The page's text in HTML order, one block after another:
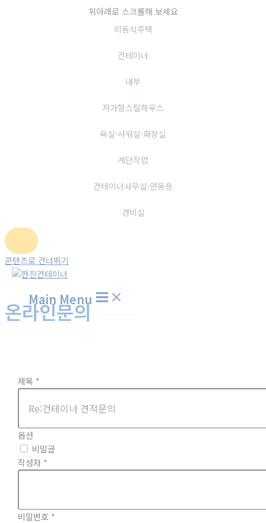
위아래로 스크롤해 보세요
이동식주택
컨테이너
내부
저가형스틸하우스
욕실·샤워실·화장실
계단작업
컨테이너사무실·연동용
경비실
콘텐츠로 건너뛰기
Main Menu
온라인문의
제목 *
옵션
비밀글
작성자 *
비밀번호 *